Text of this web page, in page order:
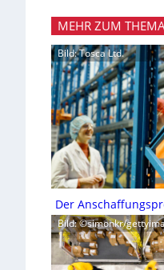
MEHR ZUM
Bild: Tosca Ltd.
Der
Bild: ©simonkr/